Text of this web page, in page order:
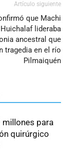
Artículo siguiente
que Machi
lideraba
ancestral que
tragedia en el río
Pilmaiquén
millones para
quirúrgico